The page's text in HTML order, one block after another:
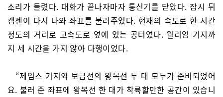
소리가 들렸다. 대화가 끝나자마자 통신기를 닫았다. 잠시 뒤
캠젠이 다시 나와 좌표를 불러주었다. 현재의 속도로 한 시간
정도의 거리로 고속도로 옆에 있는 공터였다. 월리엄 기지까
지 세 시간을 가지 않아 다행이었다.
“제임스 기지와 보급선의 왕복선 두 대 모두가 준비되었어
요. 불러 준 좌표에 왕복선 한 대가 착륙할만한 공간이 있습니